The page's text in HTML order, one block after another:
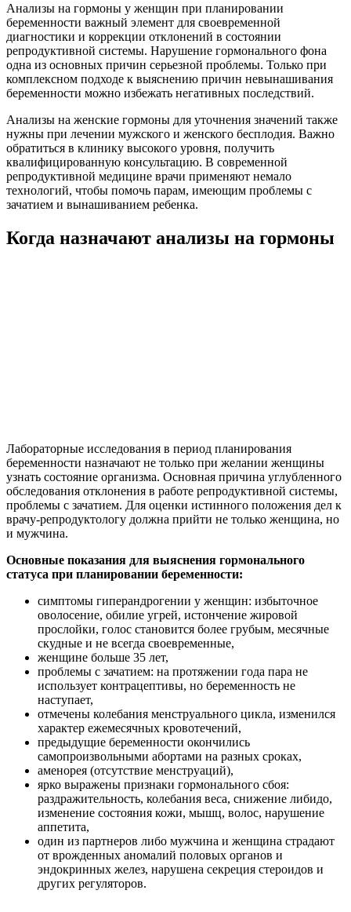
Анализы на гормоны у женщин при планировании
беременности важный элемент для своевременной
диагностики и коррекции отклонений в состоянии
репродуктивной системы. Нарушение гормонального фона
одна из основных причин серьезной проблемы. Только при
комплексном подходе к выяснению причин невынашивания
беременности можно избежать негативных последствий.
Анализы на женские гормоны для уточнения значений также
нужны при лечении мужского и женского бесплодия. Важно
обратиться в клинику высокого уровня, получить
квалифицированную консультацию. В современной
репродуктивной медицине врачи применяют немало
технологий, чтобы помочь парам, имеющим проблемы с
зачатием и вынашиванием ребенка.
Когда назначают анализы на гормоны
Лабораторные исследования в период планирования
беременности назначают не только при желании женщины
узнать состояние организма. Основная причина углубленного
обследования отклонения в работе репродуктивной системы,
проблемы с зачатием. Для оценки истинного положения дел к
врачу-репродуктологу должна прийти не только женщина, но
и мужчина.
Основные показания для выяснения гормонального
статуса при планировании беременности:
симптомы гиперандрогении у женщин: избыточное
оволосение, обилие угрей, истончение жировой
прослойки, голос становится более грубым, месячные
скудные и не всегда своевременные,
женщине больше 35 лет,
проблемы с зачатием: на протяжении года пара не
использует контрацептивы, но беременность не
наступает,
отмечены колебания менструального цикла, изменился
характер ежемесячных кровотечений,
предыдущие беременности окончились
самопроизвольными абортами на разных сроках,
аменорея (отсутствие менструаций),
ярко выражены признаки гормонального сбоя:
раздражительность, колебания веса, снижение либидо,
изменение состояния кожи, мышц, волос, нарушение
аппетита,
один из партнеров либо мужчина и женщина страдают
от врожденных аномалий половых органов и
эндокринных желез, нарушена секреция стероидов и
других регуляторов.